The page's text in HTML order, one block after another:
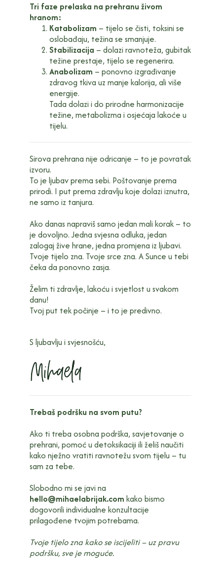
Tri faze prelaska na prehranu živom
hranom:
Katabolizam – tijelo se čisti, toksini se
oslobađaju, težina se smanjuje.
Stabilizacija – dolazi ravnoteža, gubitak
težine prestaje, tijelo se regenerira.
Anabolizam – ponovno izgrađivanje
zdravog tkiva uz manje kalorija, ali više
energije.
Tada dolazi i do prirodne harmonizacije
težine, metabolizma i osjećaja lakoće u
tijelu.
Sirova prehrana nije odricanje – to je povratak
izvoru.
To je ljubav prema sebi. Poštovanje prema
prirodi. I put prema zdravlju koje dolazi iznutra,
ne samo iz tanjura.
Ako danas napraviš samo jedan mali korak – to
je dovoljno. Jedna svjesna odluka, jedan
zalogaj žive hrane, jedna promjena iz ljubavi.
Tvoje tijelo zna. Tvoje srce zna. A Sunce u tebi
čeka da ponovno zasja.
Želim ti zdravlje, lakoću i svjetlost u svakom
danu!
Tvoj put tek počinje – i to je predivno.
S ljubavlju i svjesnošću,
Trebaš podršku na svom putu?
Ako ti treba osobna podrška, savjetovanje o
prehrani, pomoć u detoksikaciji ili želiš naučiti
kako nježno vratiti ravnotežu svom tijelu – tu
sam za tebe.
Slobodno mi se javi na
hello@mihaelabrijak.com kako bismo
dogovorili individualne konzultacije
prilagođene tvojim potrebama.
Tvoje tijelo zna kako se iscijeliti – uz pravu
podršku, sve je moguće.